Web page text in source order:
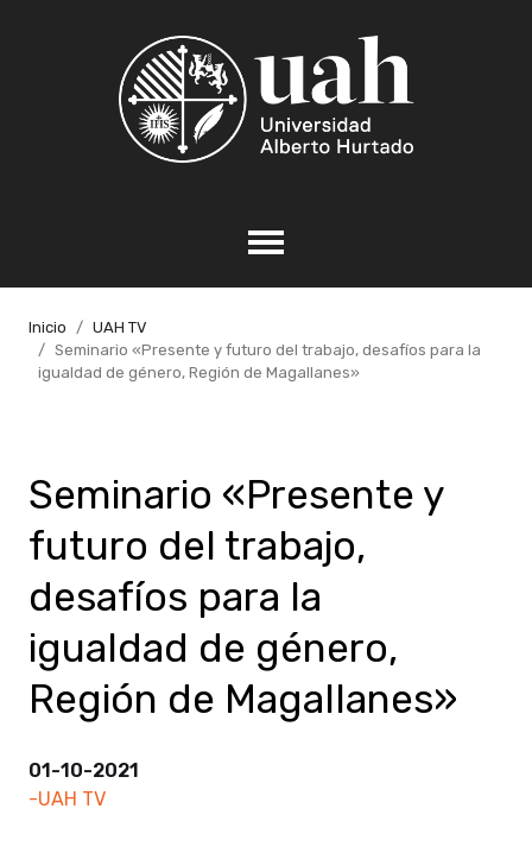
Inicio
UAH TV
Seminario «Presente y futuro del trabajo, desafíos para la
igualdad de género, Región de Magallanes»
Seminario «Presente y
futuro del trabajo,
desafíos para la
igualdad de género,
Región de Magallanes»
01-10-2021
-UAH TV